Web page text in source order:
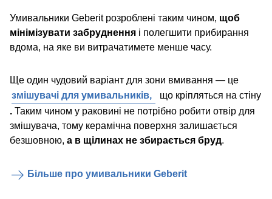
Умивальники Geberit розроблені таким чином, щоб
мінімізувати забруднення і полегшити прибирання
вдома, на яке ви витрачатимете менше часу.
Ще один чудовий варіант для зони вмивання — це
змішувачі для умивальників,
що кріпляться на стіну
. Таким чином у раковині не потрібно робити отвір для
змішувача, тому керамічна поверхня залишається
безшовною, а в щілинах не збирається бруд.
Більше про умивальники Geberit